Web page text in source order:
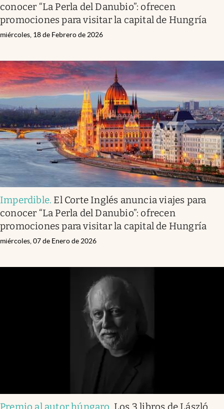
conocer “La Perla del Danubio”: ofrecen
promociones para visitar la capital de Hungría
miércoles, 18 de Febrero de 2026
Imperdible. El Corte Inglés anuncia viajes para
conocer “La Perla del Danubio”: ofrecen
promociones para visitar la capital de Hungría
miércoles, 07 de Enero de 2026
Premio al autor húngaro Los 3 libros de László